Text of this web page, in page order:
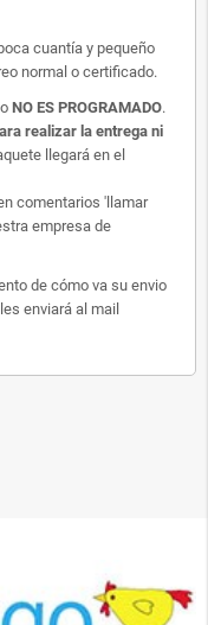
cuantía y pequeño
normal o certificado.
NO ES PROGRAMADO.
realizar la entrega ni
llegará en el
comentarios 'llamar
empresa de
de cómo va su envio
enviará al mail